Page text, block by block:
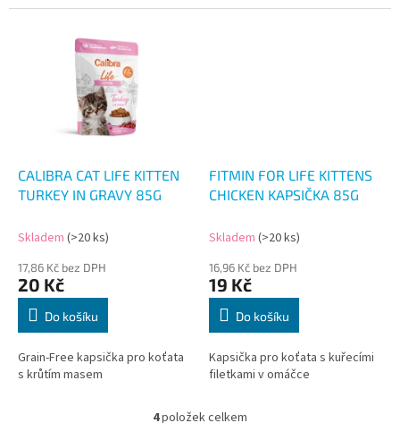
CALIBRA CAT LIFE KITTEN
TURKEY IN GRAVY 85G
Skladem (>20 ks)
17,86 Kč bez DPH
20 Kč
Do košíku
Grain-Free kapsička pro koťata
s krůtím masem
FITMIN FOR LIFE KITTENS
CHICKEN KAPSIČKA 85G
Skladem (>20 ks)
16,96 Kč bez DPH
19 Kč
Do košíku
Kapsička pro koťata s kuřecími
filetkami v omáčce
4položek celkem